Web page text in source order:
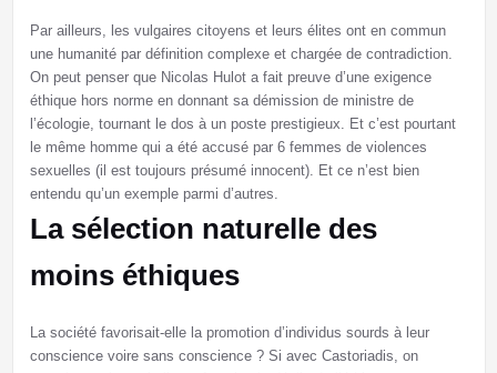
Par ailleurs, les vulgaires citoyens et leurs élites ont en commun
une humanité par définition complexe et chargée de contradiction.
On peut penser que Nicolas Hulot a fait preuve d’une exigence
éthique hors norme en donnant sa démission de ministre de
l’écologie, tournant le dos à un poste prestigieux. Et c’est pourtant
le même homme qui a été accusé par 6 femmes de violences
sexuelles (il est toujours présumé innocent). Et ce n’est bien
entendu qu’un exemple parmi d’autres.
La sélection naturelle des
moins éthiques
La société favorisait-elle la promotion d’individus sourds à leur
conscience voire sans conscience ? Si avec Castoriadis, on